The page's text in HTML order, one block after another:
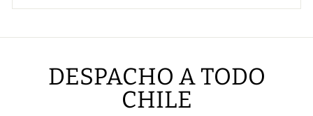
DESPACHO A TODO
CHILE